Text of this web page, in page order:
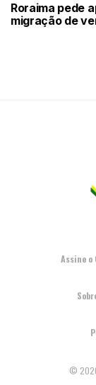
Roraima pede
migração de
Assine o
© 2026